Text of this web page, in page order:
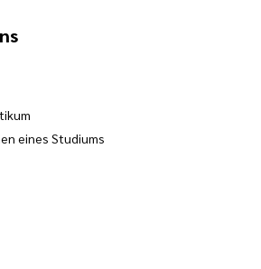
eines Studiums